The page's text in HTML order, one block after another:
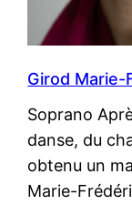
Girod Marie-
Soprano
danse, du
obtenu un
Marie-